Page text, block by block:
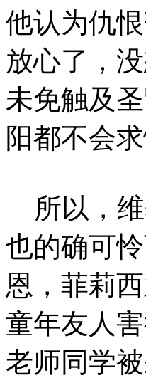
他认为仇
放心了，
未免触及
阳都不会求
所以，维
也的确可
恩，菲莉
童年友人
老师同学